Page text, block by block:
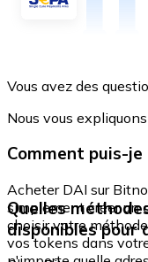
Vous avez des
Nous vous
Comment puis-
Acheter DAI sur
simplement créer un
choisir votre
vos tokens dans
Quelles
disponibles pour